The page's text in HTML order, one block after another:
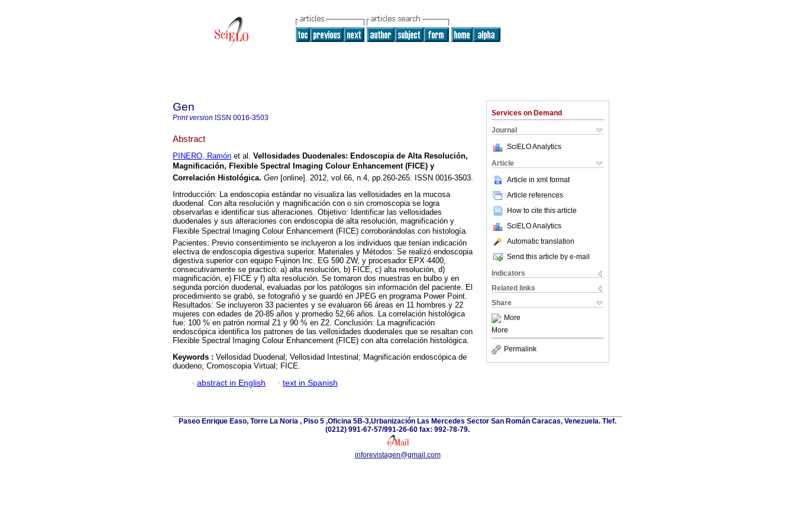
Services on Demand
Journal
SciELO Analytics
Article
Article in xml format
Article references
How to cite this article
SciELO Analytics
Automatic translation
Send this article by e-mail
Indicators
Related links
Share
More
More
Permalink
Gen
Print version ISSN 0016-3503
Abstract
PINERO, Ramón et al. Vellosidades Duodenales: Endoscopia de Alta Resolución,
Magnificación, Flexible Spectral Imaging Colour Enhancement (FICE) y
Correlación Histológica. Gen [online]. 2012, vol.66, n.4, pp.260-265. ISSN 0016-3503.
Introducción: La endoscopia estándar no visualiza las vellosidades en la mucosa
duodenal. Con alta resolución y magnificación con o sin cromoscopia se logra
observarlas e identificar sus alteraciones. Objetivo: Identificar las vellosidades
duodenales y sus alteraciones con endoscopia de alta resolución, magnificación y
Flexible Spectral Imaging Colour Enhancement (FICE) corroborándolas con histología.
Pacientes: Previo consentimiento se incluyeron a los individuos que tenían indicación
electiva de endoscopia digestiva superior. Materiales y Métodos: Se realizó endoscopia
digestiva superior con equipo Fujinon Inc. EG 590 ZW, y procesador EPX 4400,
consecutivamente se practicó: a) alta resolución, b) FICE, c) alta resolución, d)
magnificación, e) FICE y f) alta resolución. Se tomaron dos muestras en bulbo y en
segunda porción duodenal, evaluadas por los patólogos sin información del paciente. El
procedimiento se grabó, se fotografió y se guardó en JPEG en programa Power Point.
Resultados: Se incluyeron 33 pacientes y se evaluaron 66 áreas en 11 hombres y 22
mujeres con edades de 20-85 años y promedio 52,66 años. La correlación histológica
fue: 100 % en patrón normal Z1 y 90 % en Z2. Conclusión: La magnificación
endoscópica identifica los patrones de las vellosidades duodenales que se resaltan con
Flexible Spectral Imaging Colour Enhancement (FICE) con alta correlación histológica.
Keywords : Vellosidad Duodenal; Vellosidad Intestinal; Magnificación endoscópica de
duodeno; Cromoscopia Virtual; FICE.
· abstract in English · text in Spanish
Paseo Enrique Easo, Torre La Noria , Piso 5 ,Oficina 5B-3,Urbanización Las Mercedes Sector San Román Caracas, Venezuela. Tlef.
(0212) 991-67-57/991-26-60 fax: 992-78-79.
inforevistagen@gmail.com